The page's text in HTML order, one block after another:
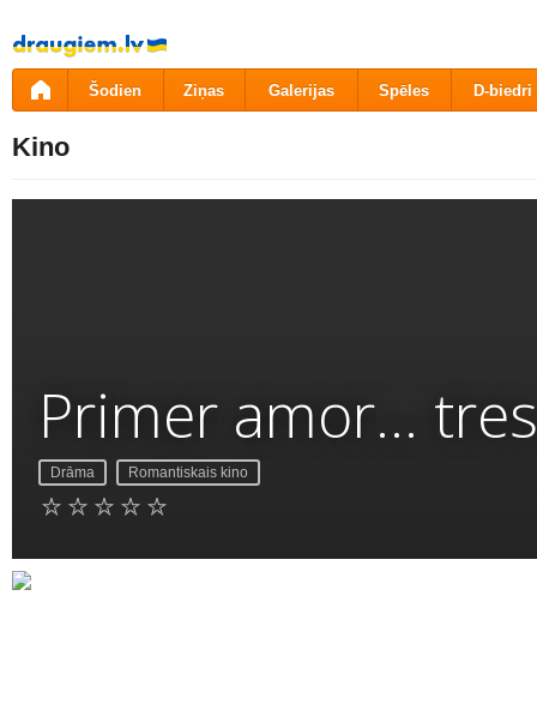
Pāriet
uz
saturu
Šodien Ziņas Galerijas Spēles D-biedri
Kino
Primer amor...
Drāma Romantiskais kino